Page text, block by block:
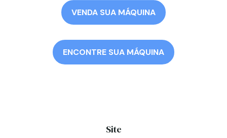
VENDA SUA MÁQUINA
ENCONTRE SUA MÁQUINA
Site